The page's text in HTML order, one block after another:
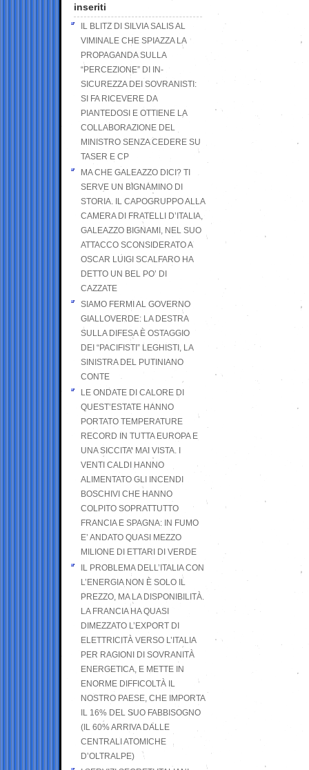
inseriti
IL BLITZ DI SILVIA SALIS AL
VIMINALE CHE SPIAZZA LA
PROPAGANDA SULLA
“PERCEZIONE” DI IN-
SICUREZZA DEI SOVRANISTI:
SI FA RICEVERE DA
PIANTEDOSI E OTTIENE LA
COLLABORAZIONE DEL
MINISTRO SENZA CEDERE SU
TASER E CP
MA CHE GALEAZZO DICI? TI
SERVE UN BIGNAMINO DI
STORIA. IL CAPOGRUPPO ALLA
CAMERA DI FRATELLI D’ITALIA,
GALEAZZO BIGNAMI, NEL SUO
ATTACCO SCONSIDERATO A
OSCAR LUIGI SCALFARO HA
DETTO UN BEL PO’ DI
CAZZATE
SIAMO FERMI AL GOVERNO
GIALLOVERDE: LA DESTRA
SULLA DIFESA È OSTAGGIO
DEI “PACIFISTI” LEGHISTI, LA
SINISTRA DEL PUTINIANO
CONTE
LE ONDATE DI CALORE DI
QUEST’ESTATE HANNO
PORTATO TEMPERATURE
RECORD IN TUTTA EUROPA E
UNA SICCITA’ MAI VISTA. I
VENTI CALDI HANNO
ALIMENTATO GLI INCENDI
BOSCHIVI CHE HANNO
COLPITO SOPRATTUTTO
FRANCIA E SPAGNA: IN FUMO
E’ ANDATO QUASI MEZZO
MILIONE DI ETTARI DI VERDE
IL PROBLEMA DELL’ITALIA CON
L’ENERGIA NON È SOLO IL
PREZZO, MA LA DISPONIBILITÀ.
LA FRANCIA HA QUASI
DIMEZZATO L’EXPORT DI
ELETTRICITÀ VERSO L’ITALIA
PER RAGIONI DI SOVRANITÀ
ENERGETICA, E METTE IN
ENORME DIFFICOLTÀ IL
NOSTRO PAESE, CHE IMPORTA
IL 16% DEL SUO FABBISOGNO
(IL 60% ARRIVA DALLE
CENTRALI ATOMICHE
D’OLTRALPE)